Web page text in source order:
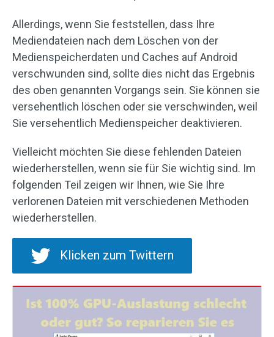
Allerdings, wenn Sie feststellen, dass Ihre
Mediendateien nach dem Löschen von der
Medienspeicherdaten und Caches auf Android
verschwunden sind, sollte dies nicht das Ergebnis
des oben genannten Vorgangs sein. Sie können sie
versehentlich löschen oder sie verschwinden, weil
Sie versehentlich Medienspeicher deaktivieren.
Vielleicht möchten Sie diese fehlenden Dateien
wiederherstellen, wenn sie für Sie wichtig sind. Im
folgenden Teil zeigen wir Ihnen, wie Sie Ihre
verlorenen Dateien mit verschiedenen Methoden
wiederherstellen.
Klicken zum Twittern